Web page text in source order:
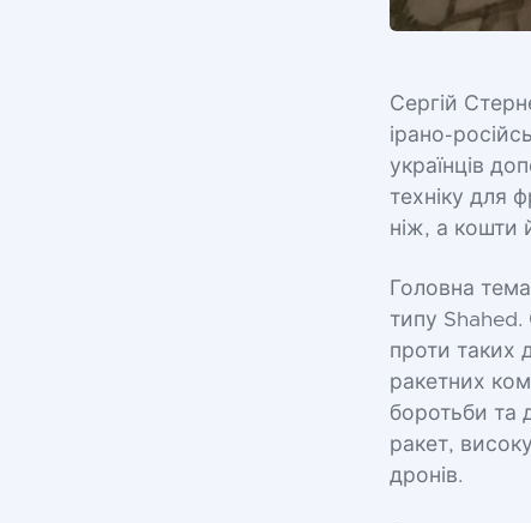
Сергій
ірано-
українців
техніку для
ніж, а кошти
Головна
типу Shahed.
проти таких
ракетних
боротьби та
ракет,
дронів.